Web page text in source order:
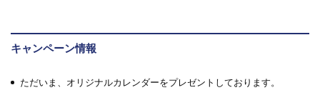
キャンペーン情報
ただいま、オリジナルカレンダーをプレゼントしております。